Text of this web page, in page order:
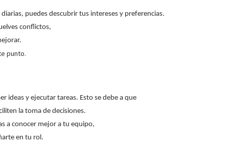
puedes descubrir tus intereses y preferencias.
conflictos,
punto.
ideas y ejecutar tareas. Esto se debe a que
la toma de decisiones.
a conocer mejor a tu equipo,
en tu rol.